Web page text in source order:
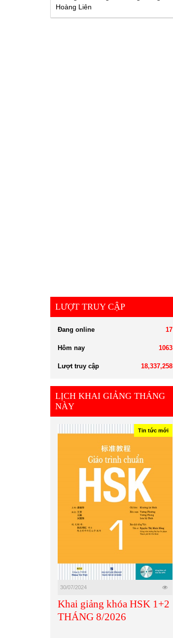
Hoàng Liên
LƯỢT TRUY CẬP
Đang online 17
Hôm nay 1063
Lượt truy cập 18,337,258
LỊCH KHAI GIẢNG THÁNG
NÀY
Tin tức mới
30/07/2024
Khai giảng khóa HSK 1+2
THÁNG 8/2026